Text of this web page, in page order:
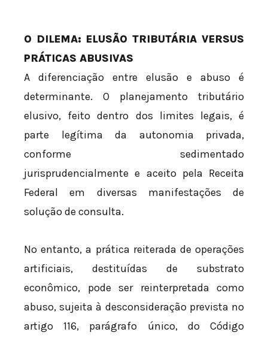
O DILEMA: ELUSÃO TRIBUTÁRIA VERSUS
PRÁTICAS ABUSIVAS
A diferenciação entre elusão e abuso é
determinante. O planejamento tributário
elusivo, feito dentro dos limites legais, é
parte legítima da autonomia privada,
conforme sedimentado
jurisprudencialmente e aceito pela Receita
Federal em diversas manifestações de
solução de consulta.
No entanto, a prática reiterada de operações
artificiais, destituídas de substrato
econômico, pode ser reinterpretada como
abuso, sujeita à desconsideração prevista no
artigo 116, parágrafo único, do Código